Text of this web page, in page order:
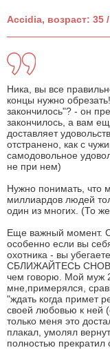
Accidia, возраст: 35
Ника, вы все
концы нужно
закончилось"? - он
закончилось, а вам
доставляет
отстранено, как с
самодовольное
не при нем)
Нужно понимать, что
миллиардов людей
один из многих. (То
Еще важный момент. С
особенно если вы
охотника - вы
СБЛИЖАЙТЕСЬ
чем говорю. Мой муж
мне,примерялся,
"ждать когда примет
своей любовью к ней
только меня это
плакал, умолял
полностью прекратил